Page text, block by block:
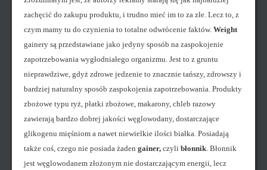
zachęcić do zakupu produktu, i trudno mieć im to za złe. Lecz to, z
czym mamy tu do czynienia to totalne odwrócenie faktów. Weight
gainery są przedstawiane jako jedyny sposób na zaspokojenie
zapotrzebowania wygłodniałego organizmu. Jest to z gruntu
nieprawdziwe, gdyż zdrowe jedzenie to znacznie tańszy, zdrowszy i
bardziej naturalny sposób zaspokojenia zapotrzebowania. Produkty
zbożowe typu ryż, płatki zbożowe, makarony, chleb razowy
zawierają bardzo dobrej jakości węglowodany, dostarczające
glikogenu mięśniom a nawet niewielkie ilości białka. Posiadają
także coś, czego nie posiada żaden gainer, czyli błonnik. Błonnik
jest węglowodanem złożonym nie dostarczającym energii, lecz